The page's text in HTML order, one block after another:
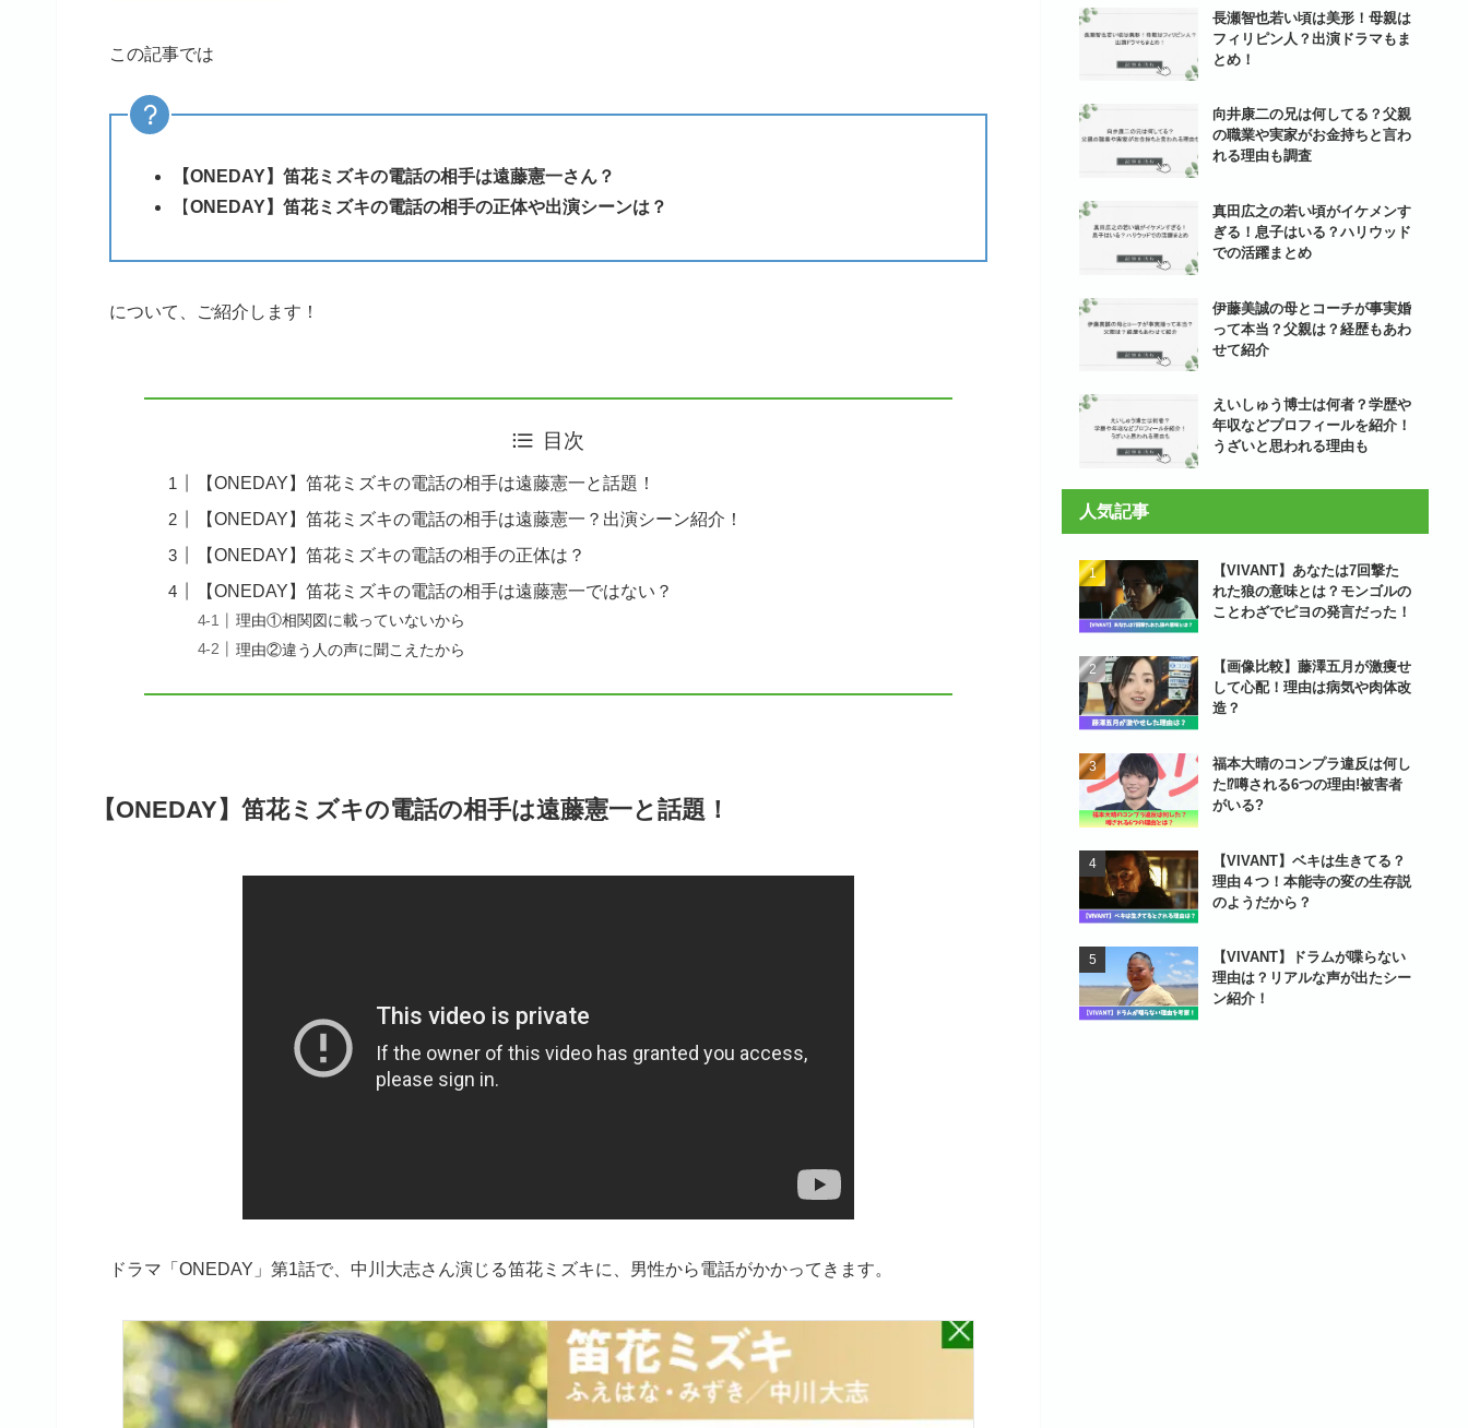
この記事では
【ONEDAY】笛花ミズキの電話の相手は遠藤憲一さん？
【ONEDAY】笛花ミズキの電話の相手の正体や出演シーンは？
について、ご紹介します！
目次
【ONEDAY】笛花ミズキの電話の相手は遠藤憲一と話題！
【ONEDAY】笛花ミズキの電話の相手は遠藤憲一？出演シーン紹介！
【ONEDAY】笛花ミズキの電話の相手の正体は？
【ONEDAY】笛花ミズキの電話の相手は遠藤憲一ではない？
理由①相関図に載っていないから
理由②違う人の声に聞こえたから
【ONEDAY】 笛花ミズキの電話の相手は遠藤憲一と話題！
ドラマ「ONEDAY」第1話で、中川大志さん演じる笛花ミズキに、男性から電話がかかってきます。
長瀬智也若い頃は美形！母親は
フィリピン人？出演ドラマもま
とめ！
向井康二の兄は何してる？父親
の職業や実家がお金持ちと言わ
れる理由も調査
真田広之の若い頃がイケメンす
ぎる！息子はいる？ハリウッド
での活躍まとめ
伊藤美誠の母とコーチが事実婚
って本当？父親は？経歴もあわ
せて紹介
えいしゅう博士は何者？学歴や
年収などプロフィールを紹介！
うざいと思われる理由も
人気記事
【VIVANT】あなたは7回撃た
れた狼の意味とは？モンゴルの
ことわざでピヨの発言だった！
【画像比較】藤澤五月が激痩せ
して心配！理由は病気や肉体改
造？
福本大晴のコンプラ違反は何し
た⁉噂される6つの理由!被害者
がいる?
【VIVANT】ベキは生きてる？
理由４つ！本能寺の変の生存説
のようだから？
【VIVANT】ドラムが喋らない
理由は？リアルな声が出たシー
ン紹介！